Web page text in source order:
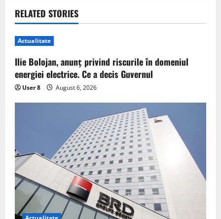
RELATED STORIES
Actualitate
Ilie Bolojan, anunț privind riscurile în domeniul
energiei electrice. Ce a decis Guvernul
User 8 August 6, 2026